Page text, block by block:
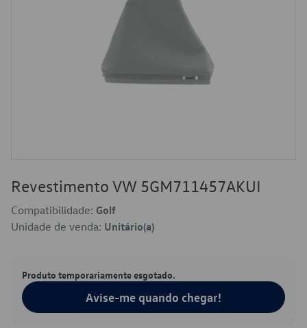
Revestimento VW 5GM711457AKUI
Compatibilidade: Golf
Unidade de venda: Unitário(a)
Produto temporariamente esgotado.
Avise-me quando chegar!